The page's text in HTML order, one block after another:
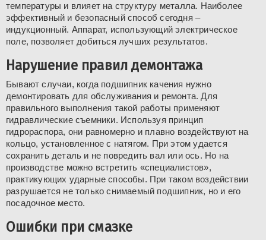
температуры и влияет на структуру металла. Наиболее
эффективный и безопасный способ сегодня –
индукционный. Аппарат, использующий электрическое
поле, позволяет добиться лучших результатов.
Нарушение правил демонтажа
Бывают случаи, когда подшипник качения нужно
демонтировать для обслуживания и ремонта. Для
правильного выполнения такой работы применяют
гидравлические съемники. Используя принцип
гидрораспора, они равномерно и плавно воздействуют на
кольцо, установленное с натягом. При этом удается
сохранить деталь и не повредить вал или ось. Но на
производстве можно встретить «специалистов»,
практикующих ударные способы. При таком воздействии
разрушается не только снимаемый подшипник, но и его
посадочное место.
Ошибки при смазке